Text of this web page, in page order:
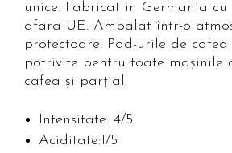
unice. Fabricat in Germania
afara UE. Ambalat într-o
protectoare. Pad-urile de
potrivite pentru toate mașinile
cafea și parțial.
Intensitate: 4/5
Aciditate:1/5